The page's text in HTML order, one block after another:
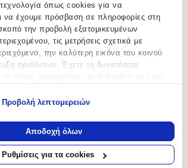
όπως cookies για να
να έχουμε πρόσβαση σε πληροφορίες στη
την προβολή εξατομικευμένων
τις μετρήσεις σχετικά με
την καλύτερη εικόνα του κοινού
προϊόντων. Έχετε τη δυνατότητα
πληροφορίες σχετικά με τη γεωγραφική
οι οποίες μπορεί να είναι ακριβείς σε
μέτρων
τη συσκευή σας σαρώνοντας ενεργά
Προβολή λεπτομερειών
Αποδοχή όλων
Ρυθμίσεις για τα cookies